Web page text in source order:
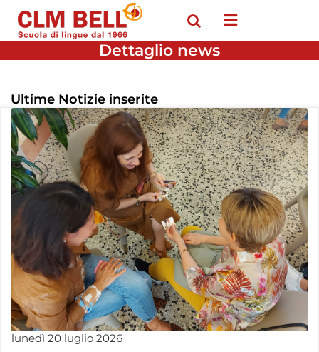
Open menu
Dettaglio news
Ultime Notizie inserite
lunedì 20 luglio 2026